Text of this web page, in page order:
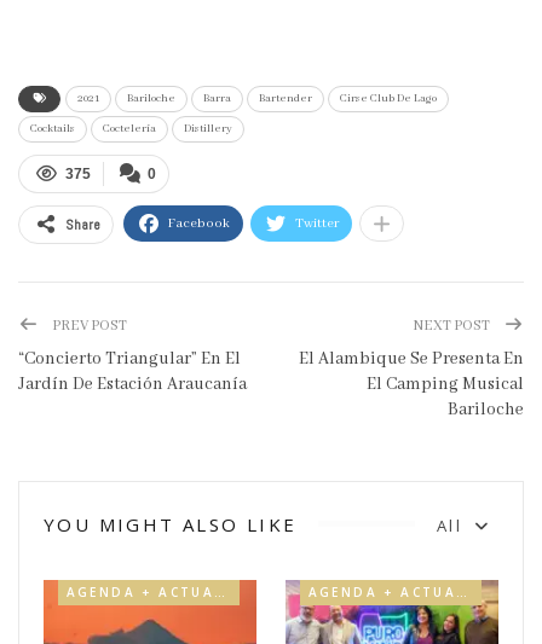
2021 Bariloche Barra Bartender Cirse Club De Lago
Cocktails Coctelería Distillery
0
375
Share Facebook Twitter
PREV POST
“Concierto Triangular” En El
Jardín De Estación Araucanía
NEXT POST
El Alambique Se Presenta En
El Camping Musical
Bariloche
All
YOU MIGHT ALSO LIKE
AGENDA + ACTUALIDAD AGENDA + ACTUALIDAD